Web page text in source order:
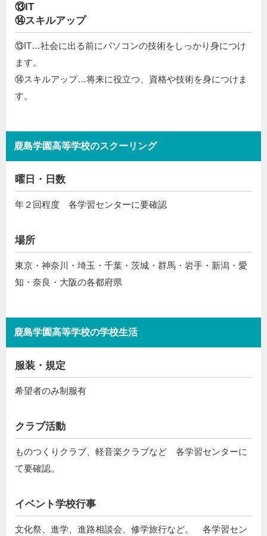
⑬IT
⑭スキルアップ
⑬IT…社会に出る前にパソコンの技術をしっかり身につけ
ます。
⑭スキルアップ…将来に役立つ、資格や技術を身につけま
す。
鹿島学園高等学校のスクーリング
曜日・日数
年２回程度 各学習センターに要確認
場所
東京・神奈川・埼玉・千葉・茨城・群馬・岩手・新潟・愛
知・奈良・大阪の各都府県
鹿島学園高等学校の学校生活
服装・規定
希望者のみ制服有
クラブ活動
ものつくりクラブ、軽音楽クラブなど 各学習センターに
て要確認。
イベント学校行事
文化祭、進学、進路相談会、修学旅行など。 各学習セン